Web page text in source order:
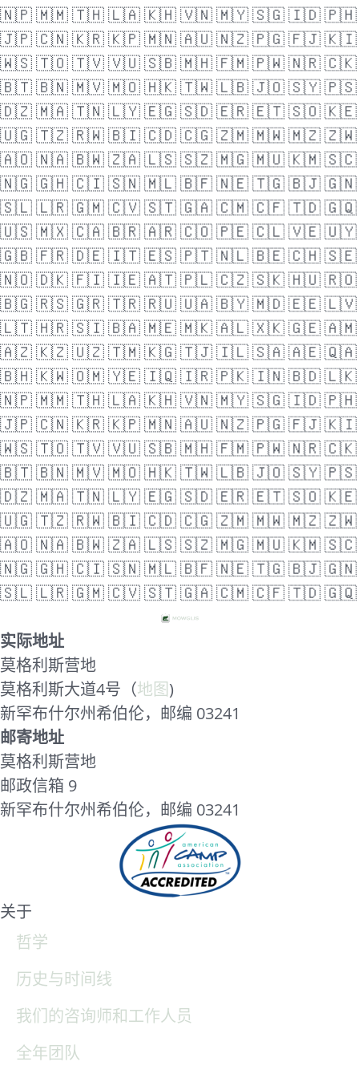
🇳🇵🇲🇲🇹🇭🇱🇦🇰🇭🇻🇳🇲🇾🇸🇬🇮🇩🇵🇭
🇯🇵🇨🇳🇰🇷🇰🇵🇲🇳🇦🇺🇳🇿🇵🇬🇫🇯🇰🇮
🇼🇸🇹🇴🇹🇻🇻🇺🇸🇧🇲🇭🇫🇲🇵🇼🇳🇷🇨🇰
🇧🇹🇧🇳🇲🇻🇲🇴🇭🇰🇹🇼🇱🇧🇯🇴🇸🇾🇵🇸
🇩🇿🇲🇦🇹🇳🇱🇾🇪🇬🇸🇩🇪🇷🇪🇹🇸🇴🇰🇪
🇺🇬🇹🇿🇷🇼🇧🇮🇨🇩🇨🇬🇿🇲🇲🇼🇲🇿🇿🇼
🇦🇴🇳🇦🇧🇼🇿🇦🇱🇸🇸🇿🇲🇬🇲🇺🇰🇲🇸🇨
🇳🇬🇬🇭🇨🇮🇸🇳🇲🇱🇧🇫🇳🇪🇹🇬🇧🇯🇬🇳
🇸🇱🇱🇷🇬🇲🇨🇻🇸🇹🇬🇦🇨🇲🇨🇫🇹🇩🇬🇶
🇺🇸🇲🇽🇨🇦🇧🇷🇦🇷🇨🇴🇵🇪🇨🇱🇻🇪🇺🇾
🇬🇧🇫🇷🇩🇪🇮🇹🇪🇸🇵🇹🇳🇱🇧🇪🇨🇭🇸🇪
🇳🇴🇩🇰🇫🇮🇮🇪🇦🇹🇵🇱🇨🇿🇸🇰🇭🇺🇷🇴
🇧🇬🇷🇸🇬🇷🇹🇷🇷🇺🇺🇦🇧🇾🇲🇩🇪🇪🇱🇻
🇱🇹🇭🇷🇸🇮🇧🇦🇲🇪🇲🇰🇦🇱🇽🇰🇬🇪🇦🇲
🇦🇿🇰🇿🇺🇿🇹🇲🇰🇬🇹🇯🇮🇱🇸🇦🇦🇪🇶🇦
🇧🇭🇰🇼🇴🇲🇾🇪🇮🇶🇮🇷🇵🇰🇮🇳🇧🇩🇱🇰
🇳🇵🇲🇲🇹🇭🇱🇦🇰🇭🇻🇳🇲🇾🇸🇬🇮🇩🇵🇭
🇯🇵🇨🇳🇰🇷🇰🇵🇲🇳🇦🇺🇳🇿🇵🇬🇫🇯🇰🇮
🇼🇸🇹🇴🇹🇻🇻🇺🇸🇧🇲🇭🇫🇲🇵🇼🇳🇷🇨🇰
🇧🇹🇧🇳🇲🇻🇲🇴🇭🇰🇹🇼🇱🇧🇯🇴🇸🇾🇵🇸
🇩🇿🇲🇦🇹🇳🇱🇾🇪🇬🇸🇩🇪🇷🇪🇹🇸🇴🇰🇪
🇺🇬🇹🇿🇷🇼🇧🇮🇨🇩🇨🇬🇿🇲🇲🇼🇲🇿🇿🇼
🇦🇴🇳🇦🇧🇼🇿🇦🇱🇸🇸🇿🇲🇬🇲🇺🇰🇲🇸🇨
🇳🇬🇬🇭🇨🇮🇸🇳🇲🇱🇧🇫🇳🇪🇹🇬🇧🇯🇬🇳
🇸🇱🇱🇷🇬🇲🇨🇻🇸🇹🇬🇦🇨🇲🇨🇫🇹🇩🇬🇶
实际地址
莫格利斯营地
莫格利斯大道4号（地图)
新罕布什尔州希伯伦，邮编 03241
邮寄地址
莫格利斯营地
邮政信箱 9
新罕布什尔州希伯伦，邮编 03241
关于
哲学
历史与时间线
我们的咨询师和工作人员
全年团队